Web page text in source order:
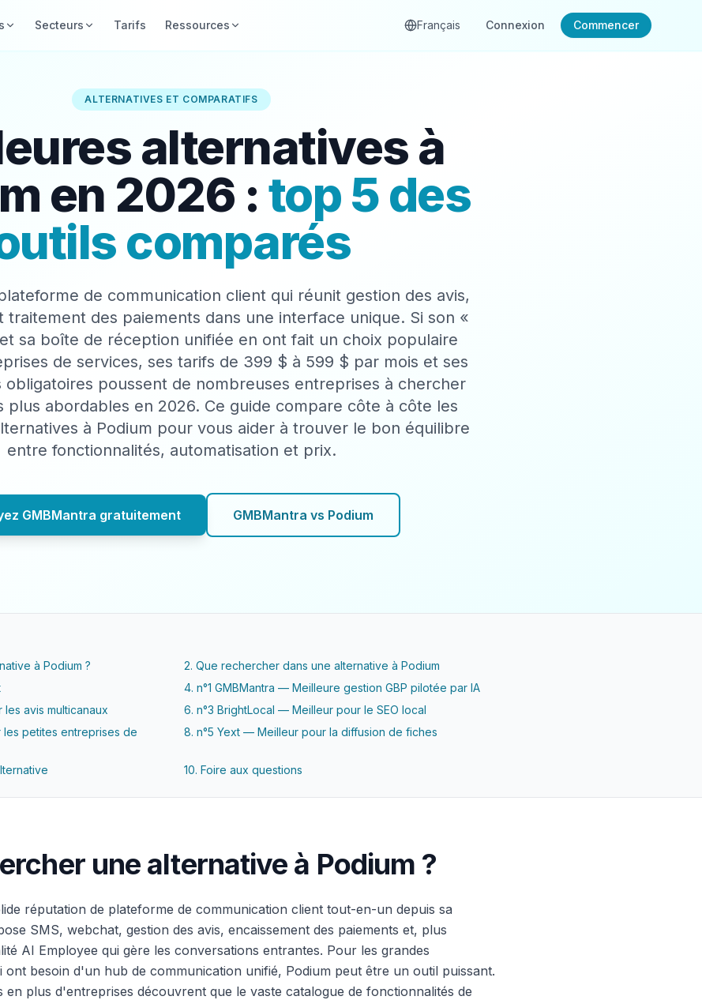
Secteurs Tarifs Ressources Français Connexion Commencer
ALTERNATIVES ET COMPARATIFS
alternatives à
en 2026 : top 5 des
comparés
de communication client qui réunit gestion des avis,
traitement des paiements dans une interface unique. Si son «
sa boîte de réception unifiée en ont fait un choix populaire
de services, ses tarifs de 399 $ à 599 $ par mois et ses
obligatoires poussent de nombreuses entreprises à chercher
plus abordables en 2026. Ce guide compare côte à côte les
à Podium pour vous aider à trouver le bon équilibre
entre fonctionnalités, automatisation et prix.
GMBMantra gratuitement GMBMantra vs Podium
à Podium ?
2. Que rechercher dans une alternative à Podium
4. n°1 GMBMantra — Meilleure gestion GBP pilotée par IA
avis multicanaux
6. n°3 BrightLocal — Meilleur pour le SEO local
petites entreprises de
8. n°5 Yext — Meilleur pour la diffusion de fiches
10. Foire aux questions
une alternative à Podium ?
réputation de plateforme de communication client tout-en-un depuis sa
SMS, webchat, gestion des avis, encaissement des paiements et, plus
AI Employee qui gère les conversations entrantes. Pour les grandes
ont besoin d'un hub de communication unifié, Podium peut être un outil puissant.
en plus d'entreprises découvrent que le vaste catalogue de fonctionnalités de